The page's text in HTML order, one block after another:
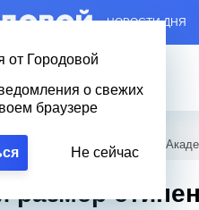
– НОВОСТИ ДНЯ
от Городовой
о свежих
браузере
Не сейчас
Какой размер стипендии в
размер